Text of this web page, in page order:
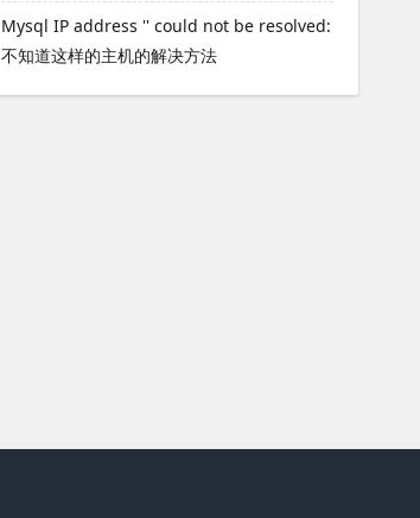
Mysql IP address '' could not be resolved:
不知道这样的主机的解决方法